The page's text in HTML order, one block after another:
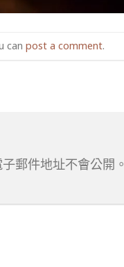
can post a comment.
郵件地址不會公開。